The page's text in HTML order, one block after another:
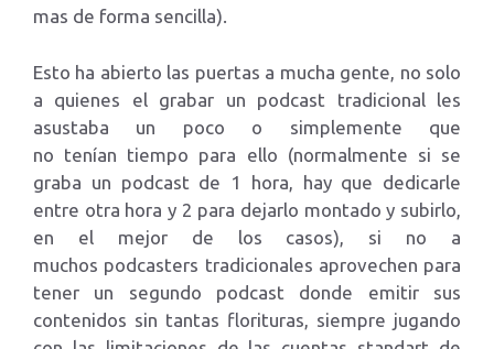
mas de forma sencilla).
Esto ha abierto las puertas a mucha gente, no solo
a quienes el grabar un podcast tradicional les
asustaba un poco o simplemente que
no tenían tiempo para ello (normalmente si se
graba un podcast de 1 hora, hay que dedicarle
entre otra hora y 2 para dejarlo montado y subirlo,
en el mejor de los casos), si no a
muchos podcasters tradicionales aprovechen para
tener un segundo podcast donde emitir sus
contenidos sin tantas florituras, siempre jugando